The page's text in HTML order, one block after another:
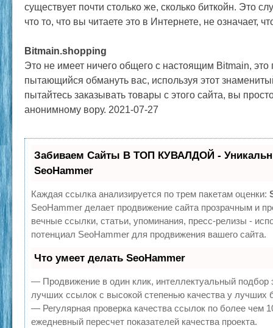
существует почти столько же, сколько биткойн. Это
что то, что вы читаете это в Интернете, не означает,
Bitmain.shopping
Это не имеет ничего общего с настоящим Bitmain,
пытающийся обмануть вас, используя этот
пытайтесь заказывать товары с этого сайта, вы
анонимному вору. 2021-07-27
Забиваем Сайты В ТОП КУВАЛДОЙ -
SeoHammer
Каждая ссылка анализируется по трем пакетам оценки:
SeoHammer делает продвижение сайта прозрачным и
вечные ссылки, статьи, упоминания, пресс-релизы -
потенциал SeoHammer для продвижения вашего сайта.
Что умеет делать SeoHammer
— Продвижение в один клик, интеллектуальный подбор
лучших ссылок с высокой степенью качества у лучших
— Регулярная проверка качества ссылок по более чем
ежедневный пересчет показателей качества проекта.